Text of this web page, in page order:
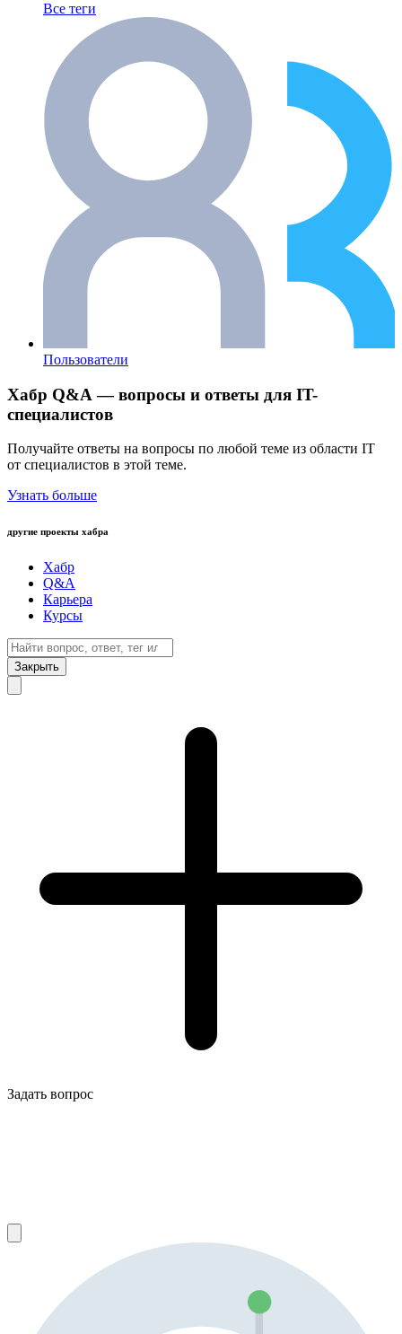
Все теги
Пользователи
Хабр Q&A — вопросы и ответы для IT-
специалистов
Получайте ответы на вопросы по любой теме из области IT
от специалистов в этой теме.
Узнать больше
другие проекты хабра
Хабр
Q&A
Карьера
Курсы
Закрыть
Задать вопрос